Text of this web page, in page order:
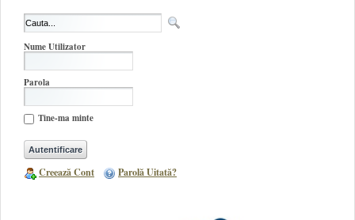
Nume Utilizator
Parola
Tine-ma minte
Creează Cont Parolă Uitată?